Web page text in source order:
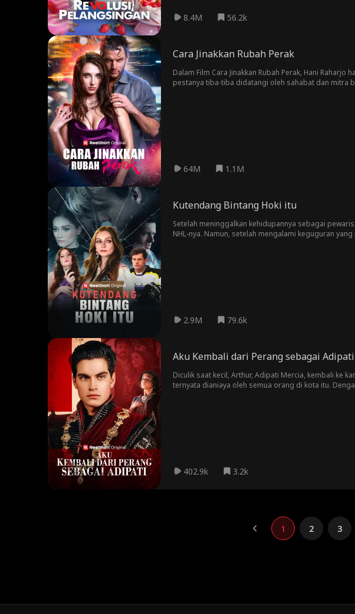
8.4M 56.2k
Cara Jinakkan Rubah Perak
Dalam Film Cara Jinakkan Rubah Perak, Hani
pestanya tiba-tiba didatangi oleh sahabat dan mitra
64M 1.1M
Kutendang Bintang Hoki itu
Setelah meninggalkan kehidupannya sebagai
NHL-nya. Namun, setelah mengalami keguguran
2.9M 79.6k
Aku Kembali dari Perang sebagai Adipati
Diculik saat kecil, Arthur, Adipati Mercia, kembali ke
ternyata dianiaya oleh semua orang di kota itu.
402.9k 3.2k
1 2 3